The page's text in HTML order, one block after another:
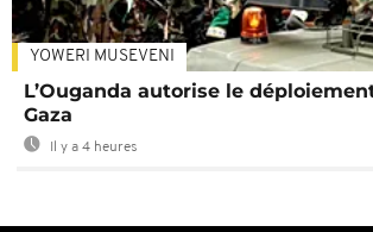
YOWERI MUSEVENI
L’Ouganda autorise le
Gaza
Il y a 4 heures